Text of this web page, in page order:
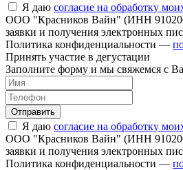
Я даю согласие на обработку
ООО "Красников Вайн" (ИНН
заявки и получения электронных
Политика конфиденциальности —
Принять участие в дегустации
Заполните форму и мы свяжемся с
Отправить
Я даю согласие на обработку
ООО "Красников Вайн" (ИНН
заявки и получения электронных
Политика конфиденциальности —